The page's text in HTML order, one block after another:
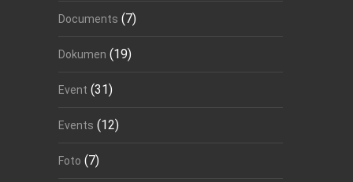
Documents (7)
Dokumen (19)
Event (31)
Events (12)
Foto (7)